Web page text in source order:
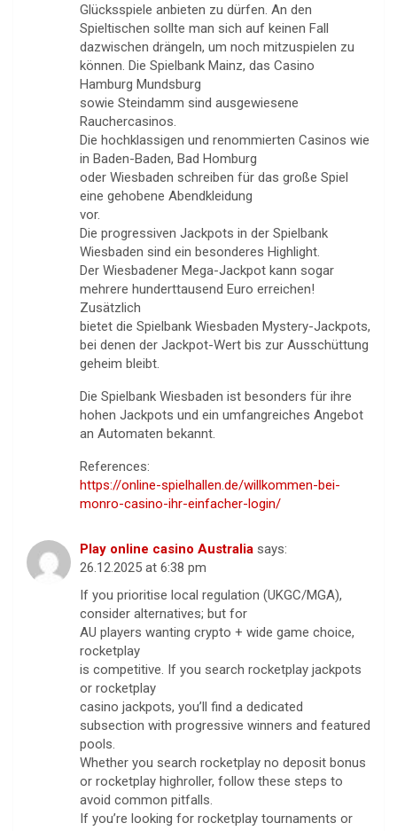
Glücksspiele anbieten zu dürfen. An den
Spieltischen sollte man sich auf keinen Fall
dazwischen drängeln, um noch mitzuspielen zu
können. Die Spielbank Mainz, das Casino
Hamburg Mundsburg
sowie Steindamm sind ausgewiesene
Rauchercasinos.
Die hochklassigen und renommierten Casinos wie
in Baden-Baden, Bad Homburg
oder Wiesbaden schreiben für das große Spiel
eine gehobene Abendkleidung
vor.
Die progressiven Jackpots in der Spielbank
Wiesbaden sind ein besonderes Highlight.
Der Wiesbadener Mega-Jackpot kann sogar
mehrere hunderttausend Euro erreichen!
Zusätzlich
bietet die Spielbank Wiesbaden Mystery-Jackpots,
bei denen der Jackpot-Wert bis zur Ausschüttung
geheim bleibt.
Die Spielbank Wiesbaden ist besonders für ihre
hohen Jackpots und ein umfangreiches Angebot
an Automaten bekannt.
References:
https://online-spielhallen.de/willkommen-bei-
monro-casino-ihr-einfacher-login/
Play online casino Australia says:
26.12.2025 at 6:38 pm
If you prioritise local regulation (UKGC/MGA),
consider alternatives; but for
AU players wanting crypto + wide game choice,
rocketplay
is competitive. If you search rocketplay jackpots
or rocketplay
casino jackpots, you’ll find a dedicated
subsection with progressive winners and featured
pools.
Whether you search rocketplay no deposit bonus
or rocketplay highroller, follow these steps to
avoid common pitfalls.
If you’re looking for rocketplay tournaments or